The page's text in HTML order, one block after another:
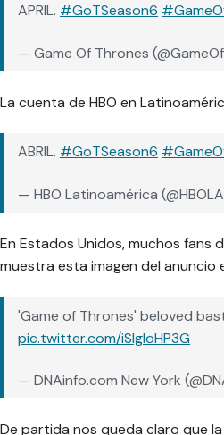
APRIL. #GoTSeason6
— Game Of Thrones
La cuenta de HBO en
ABRIL. #GoTSeason6
— HBO Latinoamérica
En Estados Unidos, muchos fans
muestra esta imagen del anuncio
'Game of Thrones' beloved
pic.twitter.com/iSlgIoHP3G
— DNAinfo.com New York
De partida nos queda claro que